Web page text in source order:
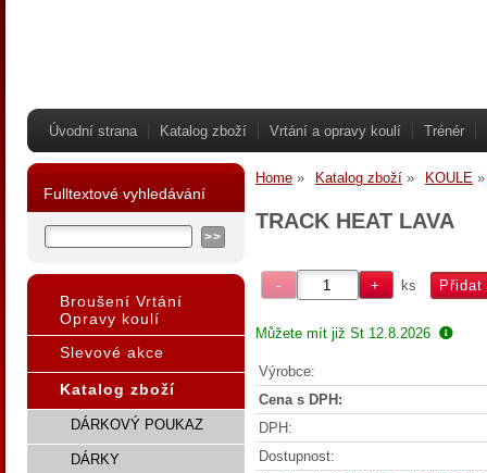
Úvodní strana Katalog zboží Vrtání a opravy koulí Trénér
Home Katalog zboží KOULE
TRACK HEAT LAVA
ks
Můžete mít již St 12.8.2026
Výrobce:
Cena s DPH:
DPH:
Dostupnost:
Fulltextové vyhledávání
Broušení Vrtání
Opravy koulí
Slevové akce
Katalog zboží
DÁRKOVÝ POUKAZ
DÁRKY